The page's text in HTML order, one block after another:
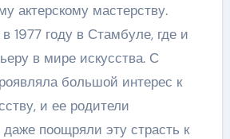
актерскому мастерству.
1977 году в Стамбуле, где и
в мире искусства. С
большой интерес к
и ее родители
поощряли эту страсть к